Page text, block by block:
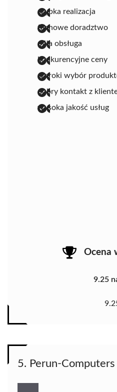
szybka realizacja
fachowe doradztwo
miła obsługa
konkurencyjne ceny
szeroki wybór
dobry kontakt z
wysoka jakość usług
Ocena
9.25
5. Perun-Computers